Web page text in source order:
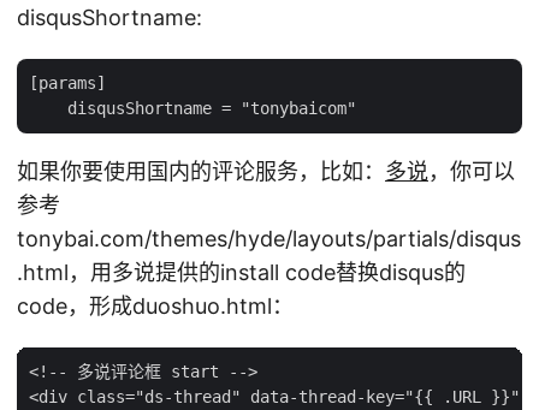
disqusShortname:
[params]
如果你要使用国内的评论服务，比如： 多说，你可以
参考
tonybai.com/themes/hyde/layouts/partials/disqus
.html，用多说提供的install code替换disqus的
code，形成duoshuo.html：
<!-- 多说评论框 start -->
<div class="ds-thread" data-thread-key="{{ .URL